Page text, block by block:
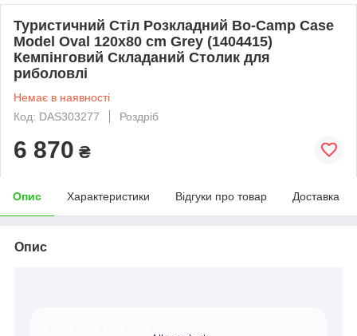
Туристичний Стіл Розкладний Bo-Camp Case
Model Oval 120x80 cm Grey (1404415)
Кемпінговий Складаний Столик для
риболовлі
Немає в наявності
Код: DAS303277
Роздріб
6 870 ₴
Опис Характеристики Відгуки про товар Доставка
Опис